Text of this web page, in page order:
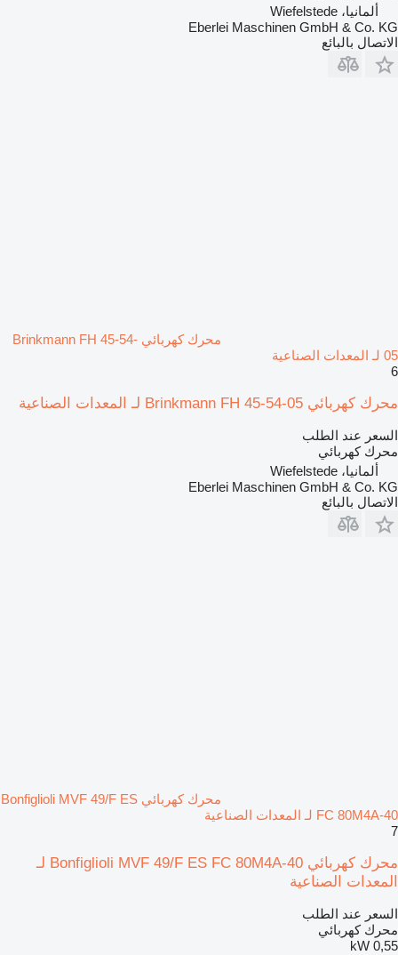
ألمانيا، Wiefelstede
Eberlei Maschinen GmbH & Co. KG
الاتصال بالبائع
محرك كهربائي Brinkmann FH 45-54-
05 لـ المعدات الصناعية
6
محرك كهربائي Brinkmann FH 45-54-05 لـ المعدات الصناعية
السعر عند الطلب
محرك كهربائي
ألمانيا، Wiefelstede
Eberlei Maschinen GmbH & Co. KG
الاتصال بالبائع
محرك كهربائي Bonfiglioli MVF 49/F ES
FC 80M4A-40 لـ المعدات الصناعية
7
محرك كهربائي Bonfiglioli MVF 49/F ES FC 80M4A-40 لـ
المعدات الصناعية
السعر عند الطلب
محرك كهربائي
0,55 kW